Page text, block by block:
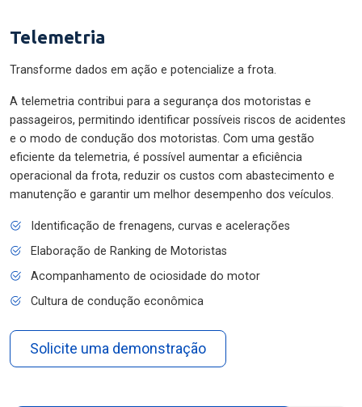
Telemetria
Transforme dados em ação e potencialize a frota.
A telemetria contribui para a segurança dos motoristas e
passageiros, permitindo identificar possíveis riscos de acidentes
e o modo de condução dos motoristas. Com uma gestão
eficiente da telemetria, é possível aumentar a eficiência
operacional da frota, reduzir os custos com abastecimento e
manutenção e garantir um melhor desempenho dos veículos.
Identificação de frenagens, curvas e acelerações
Elaboração de Ranking de Motoristas
Acompanhamento de ociosidade do motor
Cultura de condução econômica
Solicite uma demonstração